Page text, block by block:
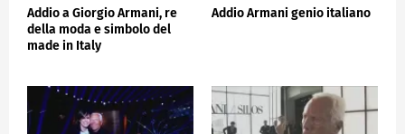
Addio a Giorgio Armani, re
della moda e simbolo del
made in Italy
Addio Armani genio italiano